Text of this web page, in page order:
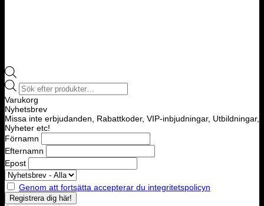
Products
search
Varukorg
Nyhetsbrev
Missa inte erbjudanden, Rabattkoder, VIP-inbjudningar, Utbildningar,
Nyheter etc!
Förnamn
Efternamn
Epost
Genom att fortsätta accepterar du integritetspolicyn